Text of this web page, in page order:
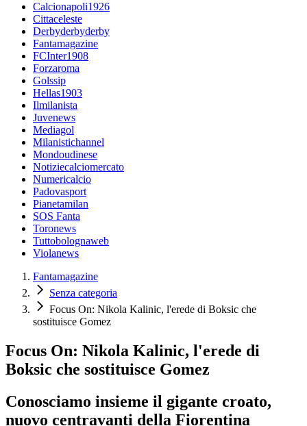
Calcionapoli1926
Cittaceleste
Derbyderbyderby
Fantamagazine
FCInter1908
Forzaroma
Golssip
Hellas1903
Ilmilanista
Juvenews
Mediagol
Milanistichannel
Mondoudinese
Notiziecalciomercato
Numericalcio
Padovasport
Pianetamilan
SOS Fanta
Toronews
Tuttobolognaweb
Violanews
Fantamagazine
Senza categoria
Focus On: Nikola Kalinic, l'erede di Boksic che
sostituisce Gomez
Focus On: Nikola Kalinic, l'erede di
Boksic che sostituisce Gomez
Conosciamo insieme il gigante croato,
nuovo centravanti della Fiorentina